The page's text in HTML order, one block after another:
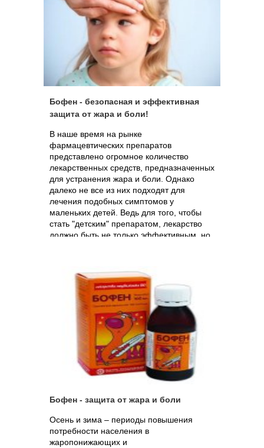
Бофен - безопасная и эффективная
защита от жара и боли!
В наше время на рынке
фармацевтических препаратов
представлено огромное количество
лекарственных средств, предназначенных
для устранения жара и боли. Однако
далеко не все из них подходят для
лечения подобных симптомов у
маленьких детей. Ведь для того, чтобы
стать "детским" препаратом, лекарство
должно быть не только эффективным, но
жаропонижающему и обезболивающему
препарату отдавать предпочтение, если
нужно лечить малыша?
Бофен - защита от жара и боли
Осень и зима – периоды повышения
потребности населения в
жаропонижающих и